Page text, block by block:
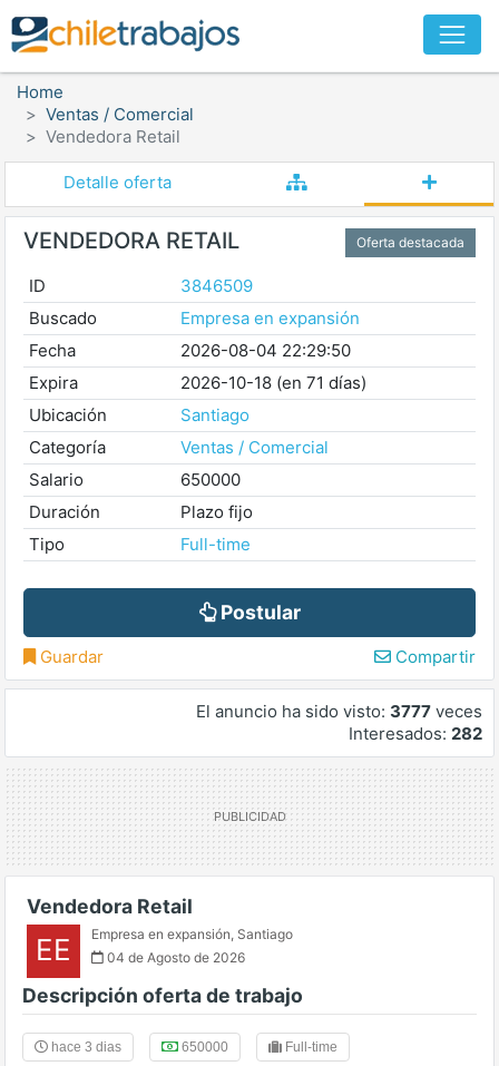
Home
Ventas / Comercial
Vendedora Retail
Detalle oferta
Oferta destacada
VENDEDORA RETAIL
ID
3846509
Buscado
Empresa en expansión
Fecha
2026-08-04 22:29:50
Expira
2026-10-18 (en 71 días)
Ubicación
Santiago
Categoría
Ventas / Comercial
Salario
650000
Duración
Plazo fijo
Tipo
Full-time
Postular
Guardar Compartir
El anuncio ha sido visto: 3777 veces
Interesados: 282
Vendedora Retail
EE Empresa en expansión, Santiago
04 de Agosto de 2026
Descripción oferta de trabajo
hace 3 dias 650000 Full-time